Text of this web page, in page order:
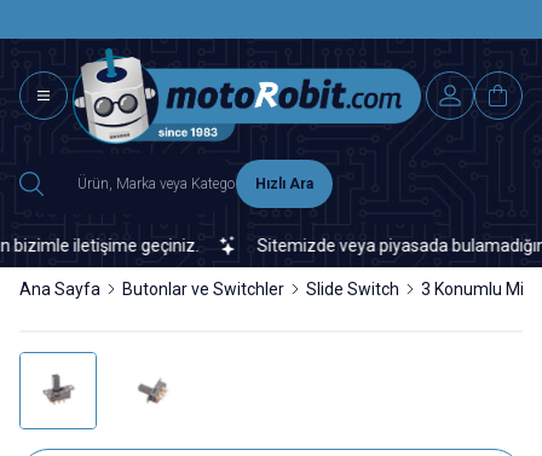
Hızlı Ara
iletişime geçiniz. Sitemizde veya piyasada
Ana Sayfa Butonlar ve Switchler Slide Switch 3 Konumlu